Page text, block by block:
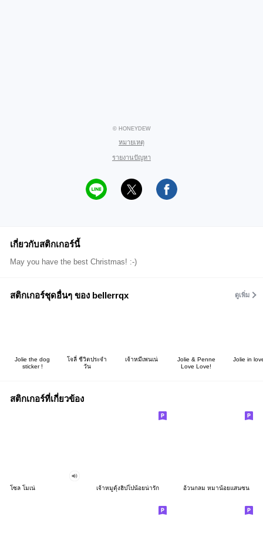
© HONEYDEW
หมายเหตุ
รายงานปัญหา
เกี่ยวกับสติกเกอร์นี้
May you have the best Christmas! :-)
สติกเกอร์ชุดอื่นๆ ของ bellerrqx ดูเพิ่ม
Jolie the dog
sticker !
โจลี่ ชีวิตประจำ
วัน
เจ้าหมีเพนเน่
Jolie & Penne
Love Love!
Jolie in
สติกเกอร์ที่เกี่ยวข้อง
โซล โมเน่ เจ้าหมูดุ้งฮิปโปน้อยน่ารัก อ้วนกลม หมาน้อยแสนซน